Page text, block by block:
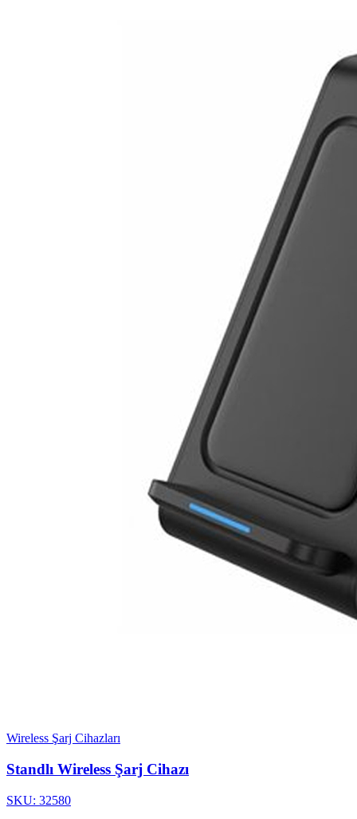
Wireless Şarj Cihazları
Standlı Wireless Şarj Cihazı
SKU: 32580